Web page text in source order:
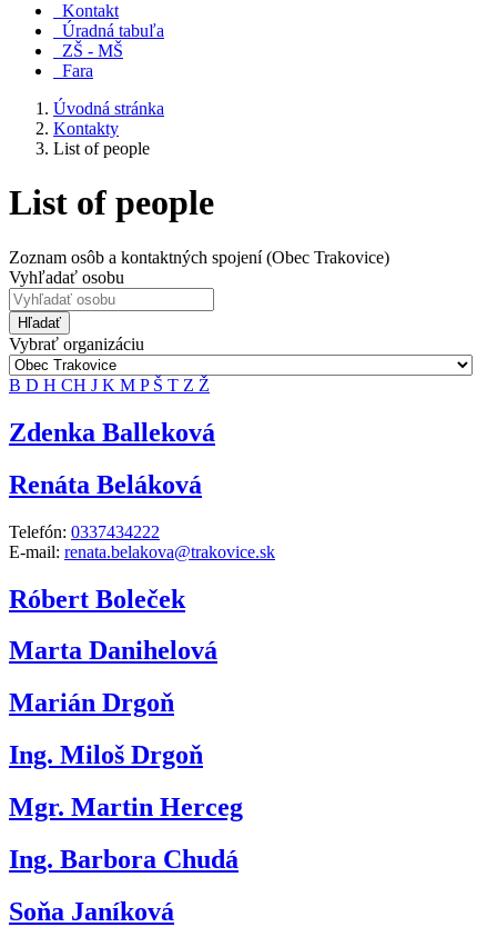
Kontakt
Úradná tabuľa
ZŠ - MŠ
Fara
Úvodná stránka
Kontakty
List of people
List of people
Zoznam osôb a kontaktných spojení (Obec Trakovice)
Vyhľadať osobu
Hľadať
Vybrať organizáciu
B D H CH J K M P Š T Z Ž
Zdenka Balleková
Renáta Beláková
Telefón: 0337434222
E-mail: renata.belakova@trakovice.sk
Róbert Boleček
Marta Danihelová
Marián Drgoň
Ing. Miloš Drgoň
Mgr. Martin Herceg
Ing. Barbora Chudá
Soňa Janíková